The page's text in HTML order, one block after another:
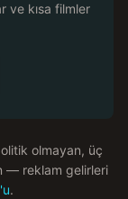
ve kısa filmler
olmayan, üç
— reklam gelirleri
.